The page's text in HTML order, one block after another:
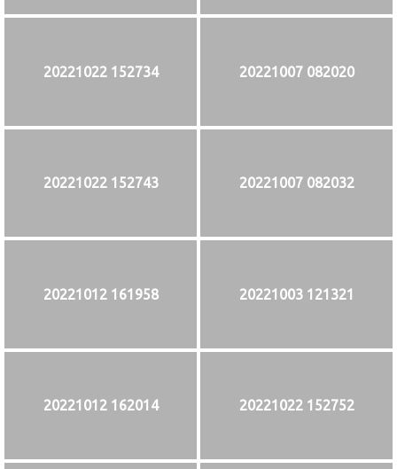
20221022 152734 20221007 082020
20221022 152743 20221007 082032
20221012 161958 20221003 121321
20221012 162014 20221022 152752